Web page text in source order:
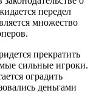
передел
множество
прекратить
сильные игроки.
оградить
деньгами